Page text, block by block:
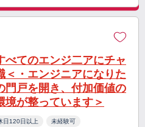
べてのエンジ二アにチャ
＜・エンジニアになりた
門戸を開き、付加価値の
境が整っています＞
日120日以上 未経験可